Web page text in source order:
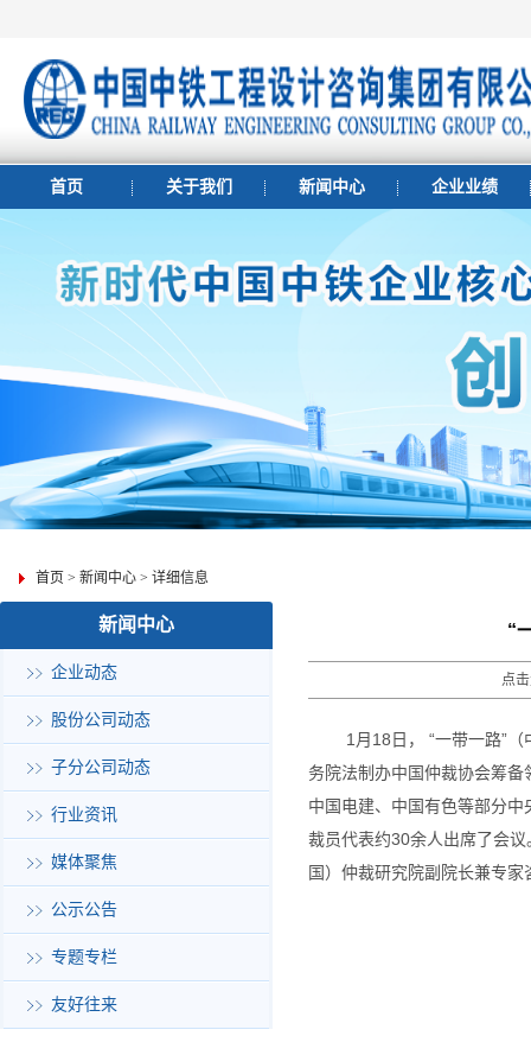
首页 关于我们 新闻中心 企业业绩
首页 > 新闻中心 > 详细信息
新闻中心
企业动态
股份公司动态
子分公司动态
行业资讯
媒体聚焦
公示公告
专题专栏
友好往来
“
点
1月18日， “一带一路”
务院法制办中国仲裁协会筹备
中国电建、中国有色等部分
裁员代表约30余人出席了会
国）仲裁研究院副院长兼专